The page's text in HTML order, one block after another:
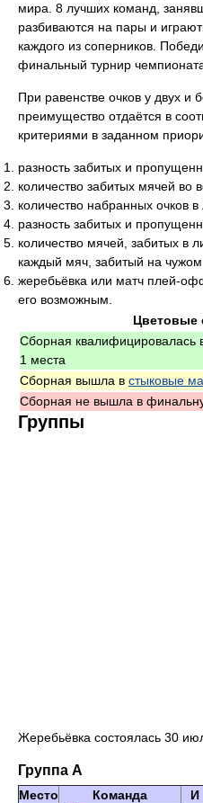
мира. 8 лучших команд,
разбиваются на пары и
каждого из соперников.
финальный турнир
При равенстве очков у двух и
преимущество отдаётся в
критериями в заданном
разность забитых и
количество забитых мячей во
количество набранных очков
разность забитых и
количество мячей, забитых в
каждый мяч, забитый на чужом
жеребьёвка или матч плей-
его возможным.
Цветовые
Сборная квалифицировалась
1 места
Сборная вышла в стыковые
Сборная не вышла в
Группы
Жеребьёвка состоялась 30
Группа A
Место Команда И